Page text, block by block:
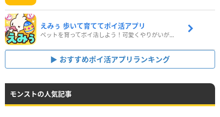
えみぅ 歩いて育ててポイ活アプリ
ペットを育ってポイ活しよう！可愛くやりがいがある新感覚アプリ
おすすめポイ活アプリランキング
モンストの人気記事